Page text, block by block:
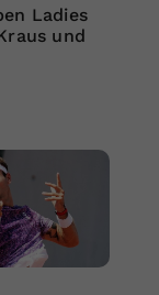
Ladies
und